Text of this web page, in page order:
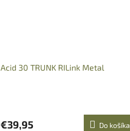
Acid 30 TRUNK RILink Metal
€39,95 Do košíka